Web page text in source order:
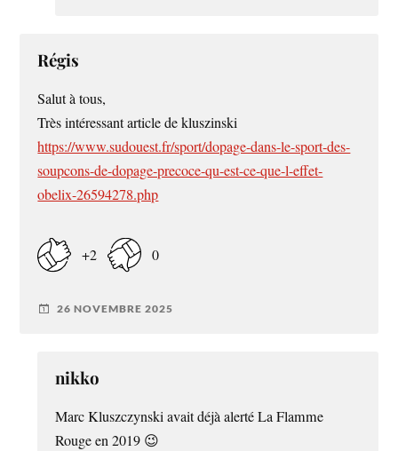
Régis
Salut à tous,
Très intéressant article de kluszinski
https://www.sudouest.fr/sport/dopage-dans-le-sport-des-
soupcons-de-dopage-precoce-qu-est-ce-que-l-effet-
obelix-26594278.php
+2 0
26 NOVEMBRE 2025
nikko
Marc Kluszczynski avait déjà alerté La Flamme
Rouge en 2019 😉